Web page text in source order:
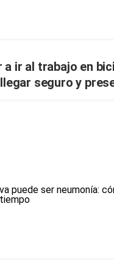
a ir al trabajo en
seguro y